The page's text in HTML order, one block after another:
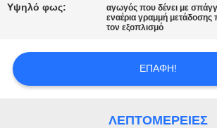
ΖΗΤΉΣΤΕ
ΈΝΑ
ΑΠΌΣΠΑΣΜΑ
Υψηλό φως: αγωγός που δένει με
εναέρια γραμμή μετάδοσης
τον εξοπλισμό
ΕΠΑΦΉ!
ΛΕΠΤΟΜΈΡΕΙΕΣ